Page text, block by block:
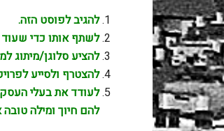
להגיב לפוסט הזה.
לשתף אותו כדי שעוד
להציע סלוגן/מיתוג
להצטרף ולסייע
לעודד את בעלי
להם חיוך ומילה